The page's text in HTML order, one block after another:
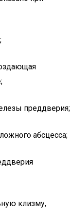
преддверия;
абсцесса;
клизму,